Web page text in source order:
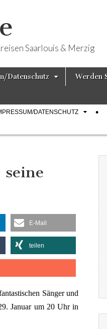
Saarlouis & Merzig
Datenschutz Werden
DATENSCHUTZ
E-Mail
teilen
Sänger und
Januar um 20 Uhr in